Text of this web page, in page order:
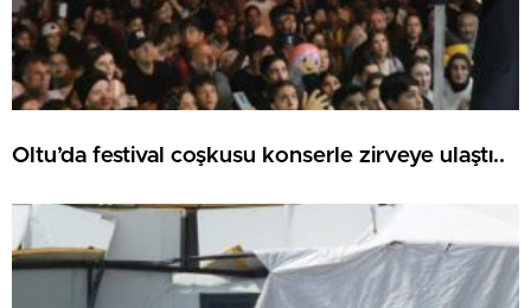
Oltu’da festival coşkusu konserle zirveye ulaştı..